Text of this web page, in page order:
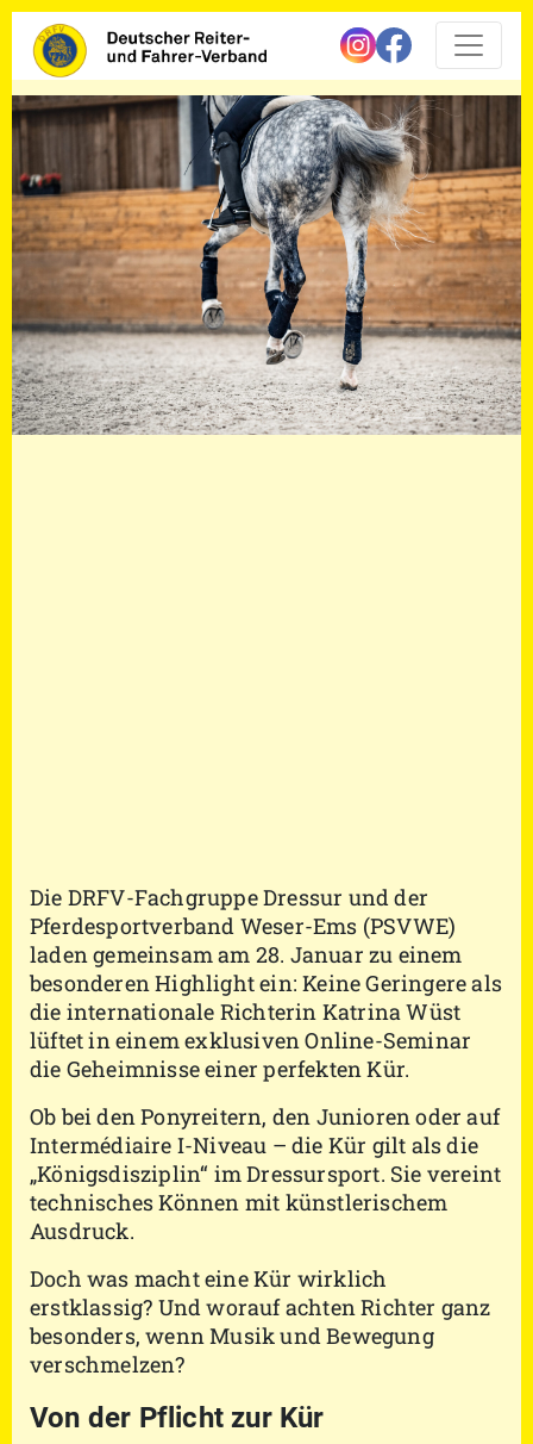
Die DRFV-Fachgruppe Dressur und der
Pferdesportverband Weser-Ems (PSVWE)
laden gemeinsam am 28. Januar zu einem
besonderen Highlight ein: Keine Geringere als
die internationale Richterin Katrina Wüst
lüftet in einem exklusiven Online-Seminar
die Geheimnisse einer perfekten Kür.
Ob bei den Ponyreitern, den Junioren oder auf
Intermédiaire I-Niveau – die Kür gilt als die
„Königsdisziplin“ im Dressursport. Sie vereint
technisches Können mit künstlerischem
Ausdruck.
Doch was macht eine Kür wirklich
erstklassig? Und worauf achten Richter ganz
besonders, wenn Musik und Bewegung
verschmelzen?
Von der Pflicht zur Kür